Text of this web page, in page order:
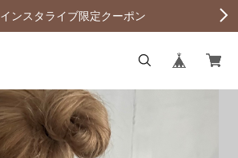
インスタライブ限定クーポン